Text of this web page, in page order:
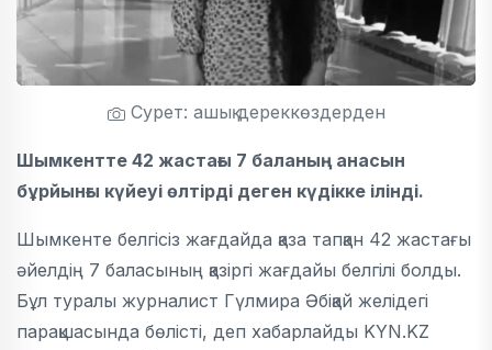
Сурет: ашық дереккөздерден
Шымкентте 42 жастағы 7 баланың анасын
бұрйынғы күйеуі өлтірді деген күдікке ілінді.
Шымкенте белгісіз жағдайда қаза тапқан 42 жастағы
әйелдің 7 баласының қазіргі жағдайы белгілі болды.
Бұл туралы журналист Гүлмира Әбіқай желідегі
парақшасында бөлісті, деп хабарлайды KYN.KZ